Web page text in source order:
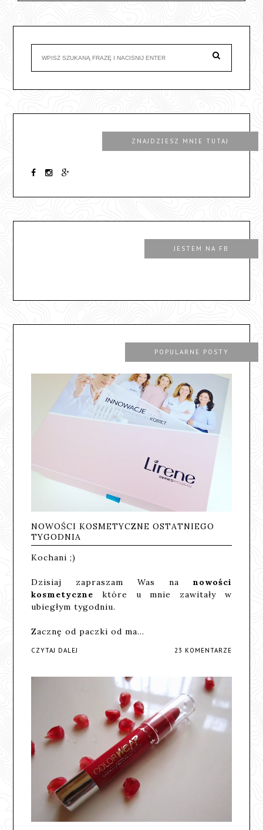
ZNAJDZIESZ MNIE TUTAJ
JESTEM NA FB
POPULARNE POSTY
NOWOŚCI KOSMETYCZNE OSTATNIEGO
TYGODNIA
Kochani ;)
Dzisiaj zapraszam Was na nowości
kosmetycznektóre u mnie zawitały w
ubiegłym tygodniu.
Zacznę od paczki od ma…
CZYTAJ DALEJ 23 KOMENTARZE